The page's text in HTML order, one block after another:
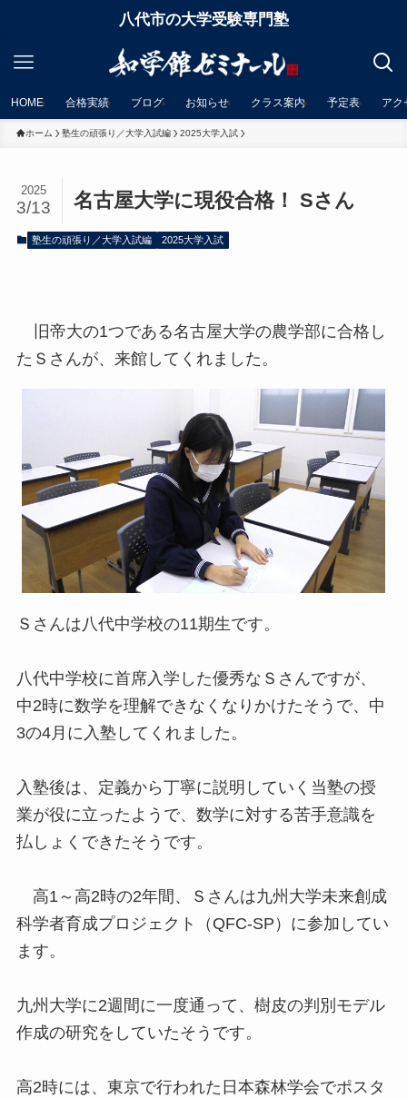
八代市の大学受験専門塾
HOME 合格実績 ブログ お知らせ クラス案内 予定表 アク
ホーム 塾生の頑張り／大学入試編 2025大学入試
名古屋大学に現役合格！ Sさん
2025
3/13
塾生の頑張り／大学入試編 2025大学入試
旧帝大の1つである名古屋大学の農学部に合格し
たＳさんが、来館してくれました。
Ｓさんは八代中学校の11期生です。
八代中学校に首席入学した優秀なＳさんですが、
中2時に数学を理解できなくなりかけたそうで、中
3の4月に入塾してくれました。
入塾後は、定義から丁寧に説明していく当塾の授
業が役に立ったようで、数学に対する苦手意識を
払しょくできたそうです。
高1～高2時の2年間、Ｓさんは九州大学未来創成
科学者育成プロジェクト（QFC-SP）に参加してい
ます。
九州大学に2週間に一度通って、樹皮の判別モデル
作成の研究をしていたそうです。
高2時には、東京で行われた日本森林学会でポスタ